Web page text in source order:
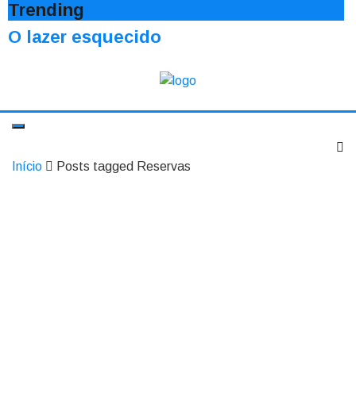
Trending
O lazer esquecido
Início Posts tagged Reservas